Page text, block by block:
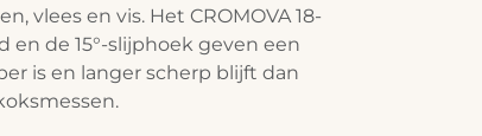
vlees en vis. Het CROMOVA 18-
en de 15°-slijphoek geven een
is en langer scherp blijft dan